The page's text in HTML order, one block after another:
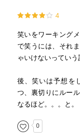
4
笑いをワーキング
で笑うには、それ
ゃいけないっていう
後、笑いは予想を
つ、裏切りにルー
なるほど。。。と。
0